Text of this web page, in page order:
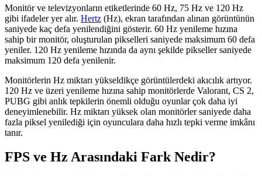
Monitör ve televizyonların etiketlerinde 60 Hz, 75 Hz ve 120 Hz
gibi ifadeler yer alır. Hertz (Hz), ekran tarafından alınan görüntünün
saniyede kaç defa yenilendiğini gösterir. 60 Hz yenileme hızına
sahip bir monitör, oluşturulan pikselleri saniyede maksimum 60 defa
yeniler. 120 Hz yenileme hızında da aynı şekilde pikseller saniyede
maksimum 120 defa yenilenir.
Monitörlerin Hz miktarı yükseldikçe görüntülerdeki akıcılık artıyor.
120 Hz ve üzeri yenileme hızına sahip monitörlerde Valorant, CS 2,
PUBG gibi anlık tepkilerin önemli olduğu oyunlar çok daha iyi
deneyimlenebilir. Hz miktarı yüksek olan monitörler saniyede daha
fazla piksel yenilediği için oyunculara daha hızlı tepki verme imkânı
tanır.
FPS ve Hz Arasındaki Fark Nedir?